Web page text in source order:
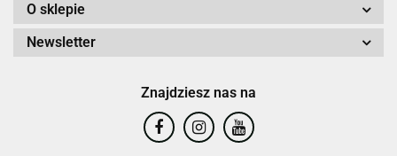
O sklepie
Newsletter
Znajdziesz nas na